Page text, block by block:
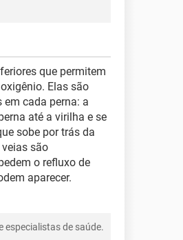
que permitem
Elas são
cada perna: a
até a virilha e se
sobe por trás da
são
o refluxo de
aparecer.
de saúde.